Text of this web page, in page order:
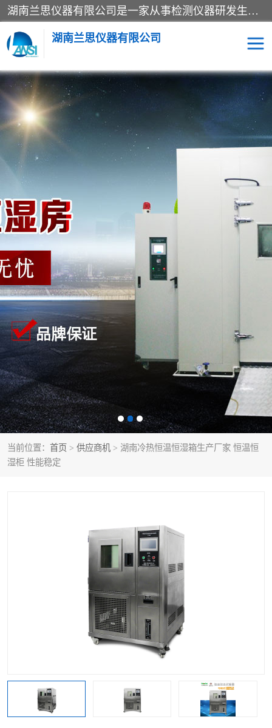
湖南兰思仪器有限公司是一家从事检测仪器研发生产销售和维修保养服务的综合型企业，产品符合国际标准可按需定制专业售前售后工程师，主要有门窗性能体验箱、门窗隔音展示箱、恒温恒湿试验箱、步入式恒温恒湿房、高低温试验箱、老化试验箱、老化试验房、恒温恒湿培养箱、水泥标准养护试验箱、电热鼓风干燥试验箱、真空干燥箱、工业烤箱、盐雾腐蚀试验箱等。
湖南兰思仪器有限公司
当前位置： 首页 > 供应商机 > 湖南冷热恒温恒湿箱生产厂家 恒温恒
湿柜 性能稳定
老化房 恒温恒湿试验箱
工业烘箱 门窗体验箱